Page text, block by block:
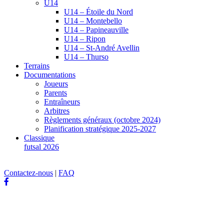
U14
U14 – Étoile du Nord
U14 – Montebello
U14 – Papineauville
U14 – Ripon
U14 – St-André Avellin
U14 – Thurso
Terrains
Documentations
Joueurs
Parents
Entraîneurs
Arbitres
Règlements généraux (octobre 2024)
Planification stratégique 2025-2027
Classique
futsal 2026
Contactez-nous | FAQ